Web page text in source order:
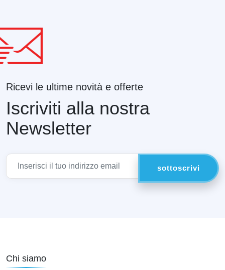
Ricevi le ultime novità e offerte
Iscriviti alla nostra
Newsletter
Chi siamo